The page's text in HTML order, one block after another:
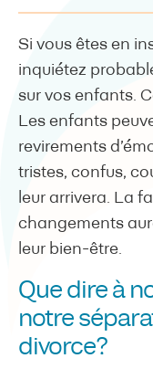
Si vous êtes en
inquiétez
sur vos enfants.
Les enfants
revirements
tristes, confus,
leur arrivera. La
changements
leur bien-être.
Que dire à
notre
divorce?